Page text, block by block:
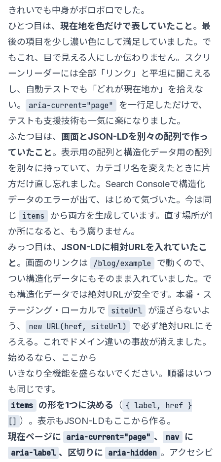
きれいでも中身がボロボロでした。
ひとつ目は、 現在地を色だけで表していたこと。最
後の項目を少し濃い色にして満足していました。で
もこれ、目で見える人にしか伝わりません。スクリ
ーンリーダーには全部「リンク」と平坦に聞こえる
し、自動テストでも「どれが現在地か」を拾えな
い。
aria-current="page"
を一行足しただけで、
テストも支援技術も一気に楽になりました。
ふたつ目は、 画面とJSON-LDを別々の配列で作っ
ていたこと。表示用の配列と構造化データ用の配列
を別々に持っていて、カテゴリ名を変えたときに片
方だけ直し忘れました。Search Consoleで構造化
データのエラーが出て、はじめて気づいた。今は同
じ
items
から両方を生成しています。直す場所が1
か所になると、もう腐りません。
みっつ目は、 JSON-LDに相対URLを入れていたこ
と。画面のリンクは /blog/example
で動くので、
つい構造化データにもそのまま入れていました。で
も構造化データでは絶対URLが安全です。本番・ス
テージング・ローカルで
siteUrl
が混ざらないよ
う、
new URL(href, siteUrl)
で必ず絶対URLにそ
ろえる。これでドメイン違いの事故が消えました。
始めるなら、ここから
いきなり全機能を盛らないでください。順番はいつ
も同じです。
items の形を1つに決める （ { label, href }
[] ）。表示もJSON-LDもここから作る。
現在ページに aria-current="page" 、 nav に
aria-label 、区切りに aria-hidden 。アクセシビ